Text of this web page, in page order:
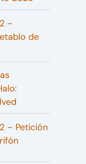
–
de
– Petición